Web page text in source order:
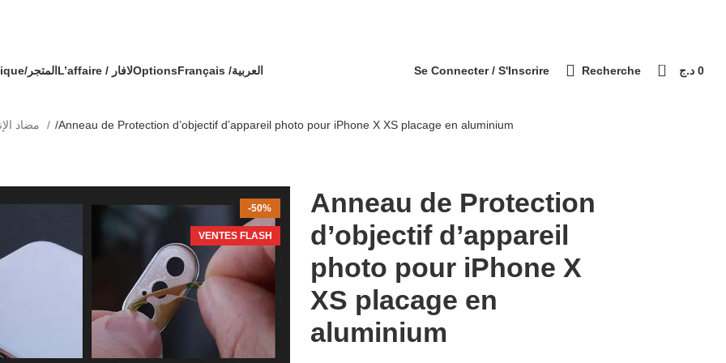
Boutique/المتجر L’affaire / لافارOptionsFrançais /العربية Se Connecter / S'Inscrire Recherche 0 0 د.ج
Anneau de Protection d’objectif d’appareil photo pour iPhone X XS placage en aluminium
-50%
VENTES FLASH
Anneau de Protection
d’objectif d’appareil
photo pour iPhone X
XS placage en
aluminium